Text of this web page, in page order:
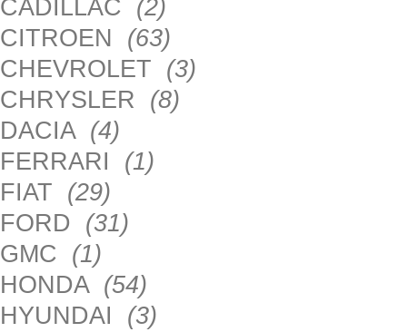
CADILLAC (2)
CITROEN (63)
CHEVROLET (3)
CHRYSLER (8)
DACIA (4)
FERRARI (1)
FIAT (29)
FORD (31)
GMC (1)
HONDA (54)
HYUNDAI (3)